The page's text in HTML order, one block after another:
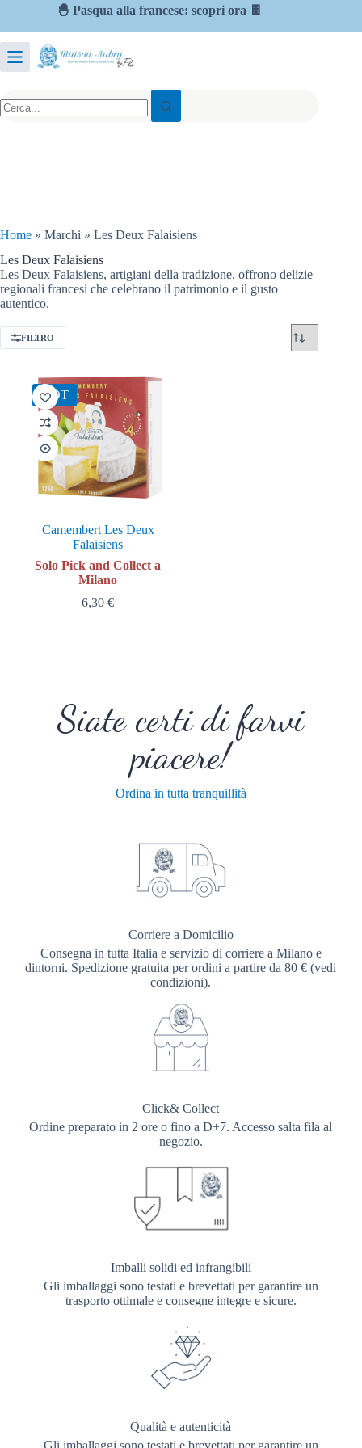
🐣 Pasqua alla francese: scopri ora 🍫
Home » Marchi » Les Deux Falaisiens
Les Deux Falaisiens
Les Deux Falaisiens, artigiani della tradizione, offrono delizie
regionali francesi che celebrano il patrimonio e il gusto
autentico.
FILTRO
HOT
Camembert Les Deux
Falaisiens
Solo Pick and Collect a
Milano
6,30€
Siate certi di farvi
piacere!
Ordina in tutta tranquillità
Corriere a Domicilio
Consegna in tutta Italia e servizio di corriere a Milano e
dintorni. Spedizione gratuita per ordini a partire da 80 € (vedi
condizioni).
Click& Collect
Ordine preparato in 2 ore o fino a D+7. Accesso salta fila al
negozio.
Imballi solidi ed infrangibili
Gli imballaggi sono testati e brevettati per garantire un
trasporto ottimale e consegne integre e sicure.
Qualità e autenticità
Gli imballaggi sono testati e brevettati per garantire un